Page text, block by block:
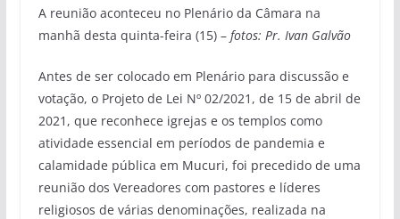
A reunião aconteceu no Plenário da Câmara na
manhã desta quinta-feira (15) – fotos: Pr. Ivan Galvão
Antes de ser colocado em Plenário para discussão e
votação, o Projeto de Lei Nº 02/2021, de 15 de abril de
2021, que reconhece igrejas e os templos como
atividade essencial em períodos de pandemia e
calamidade pública em Mucuri, foi precedido de uma
reunião dos Vereadores com pastores e líderes
religiosos de várias denominações, realizada na